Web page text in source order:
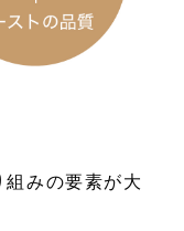
みの要素が大